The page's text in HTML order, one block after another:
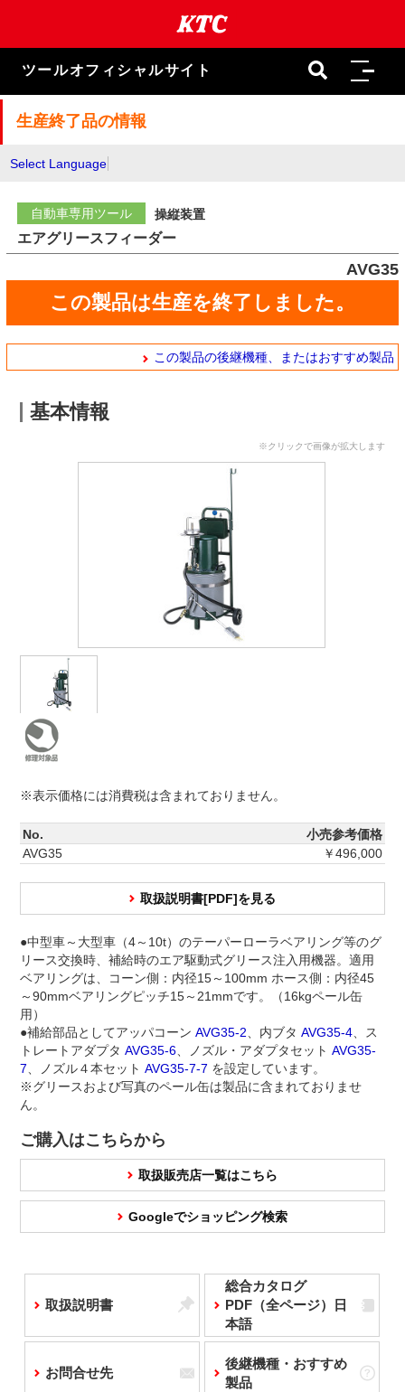
ま
キ
ツールオフィシャルサイト
生産終了品の情報
Select Language
自動車専用ツール 操縦装置
エアグリースフィーダー
AVG35
この製品は生産を終了しました。
この製品の後継機種、またはおすすめ製品
基本情報
※クリックで画像が拡大します
※表示価格には消費税は含まれておりません。
No.
小売参考価格
AVG35
￥496,000
取扱説明書[PDF]を見る
●中型車～大型車（4～10t）のテーパーローラベアリング等のグ
リース交換時、補給時のエア駆動式グリース注入用機器。適用
ベアリングは、コーン側：内径15～100mm ホース側：内径45
～90mmベアリングピッチ15～21mmです。（16kgペール缶
用）
●補給部品としてアッパコーン AVG35-2、内ブタ AVG35-4、ス
トレートアダプタ AVG35-6、ノズル・アダプタセット AVG35-
7、ノズル４本セット AVG35-7-7 を設定しています。
※グリースおよび写真のペール缶は製品に含まれておりませ
ん。
ご購入はこちらから
取扱販売店一覧はこちら
Googleでショッピング検索
取扱説明書
総合カタログ
PDF（全ページ）日
本語
お問合せ先
後継機種・おすすめ
製品